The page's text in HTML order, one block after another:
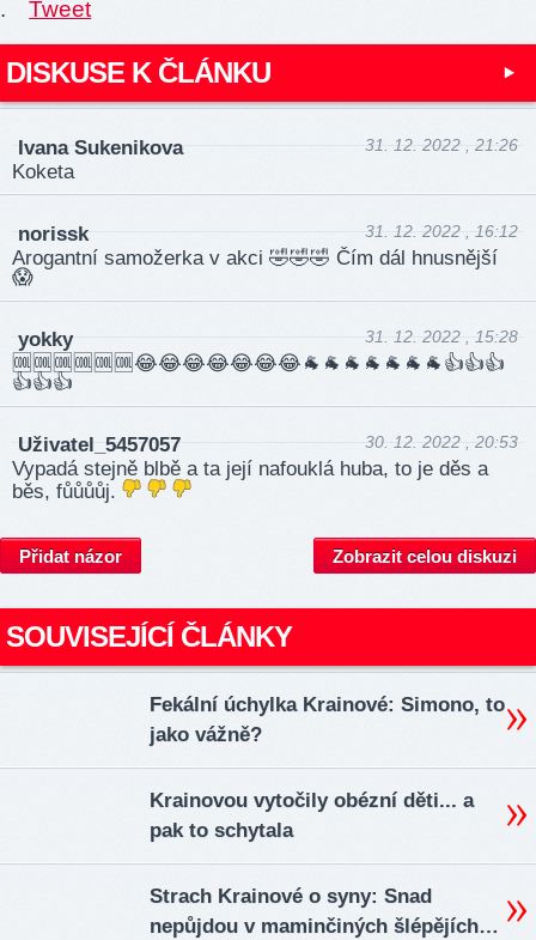
. Tweet
DISKUSE K ČLÁNKU
Ivana Sukenikova 31. 12. 2022 , 21:26
Koketa
norissk 31. 12. 2022 , 16:12
Arogantní samožerka v akci 🤣🤣🤣 Čím dál hnusnější
😱
yokky 31. 12. 2022 , 15:28
🆒🆒🆒🆒­🆒🆒😂😂😂😂­😂😂😂🐐🐐🐐­🐐🐐🐐🐐👍👍­👍
👍👍👍
Uživatel_5457057 30. 12. 2022 , 20:53
Vypadá stejně blbě a ta její nafouklá huba, to je děs a
běs, fůůůůj.
Přidat názor Zobrazit celou diskuzi
SOUVISEJÍCÍ ČLÁNKY
Fekální úchylka Krainové: Simono, to
jako vážně?
Krainovou vytočily obézní děti... a
pak to schytala
Strach Krainové o syny: Snad
nepůjdou v maminčiných šlépějích…